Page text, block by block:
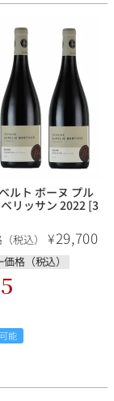
ルト ボーヌ プル
リッサン 2022 [3
税込） ¥29,700
格（税込）
能